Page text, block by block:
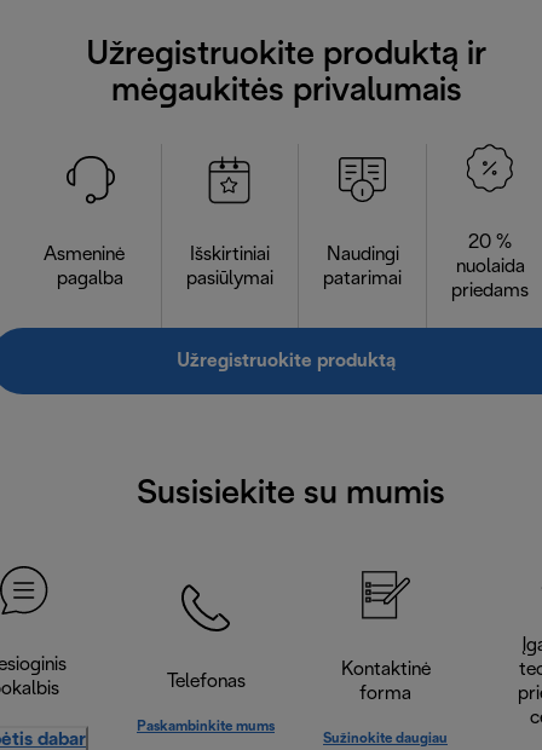
Užregistruokite produktą ir
mėgaukitės privalumais
Asmeninė
pagalba
Išskirtiniai
pasiūlymai
Naudingi
patarimai
20 %
nuolaida
priedams
Užregistruokite produktą
Susisiekite su mumis
dabar
Telefonas
Paskambinkite mums
Kontaktinė
forma
Sužinokite daugiau